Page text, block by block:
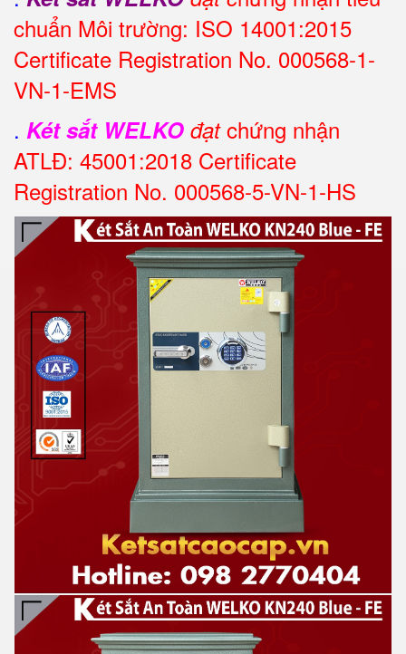
chuẩn Môi trường: ISO 14001:2015
Certificate Registration No. 000568-1-
VN-1-EMS
. Két sắt WELKO đạtchứng nhận
ATLĐ: 45001:2018 Certificate
Registration No. 000568-5-VN-1-HS